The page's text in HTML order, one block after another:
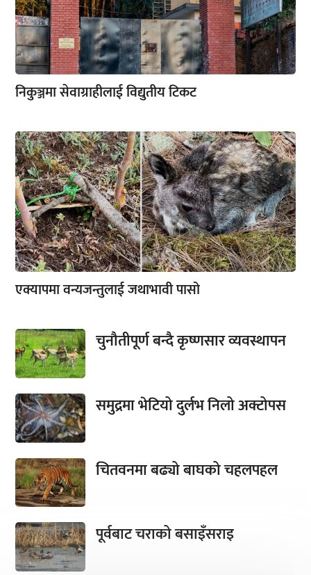
निकुञ्जमा सेवाग्राहीलाई विद्युतीय टिकट
एक्यापमा वन्यजन्तुलाई जथाभावी पासो
चुनौतीपूर्ण बन्दै कृष्णसार व्यवस्थापन
समुद्रमा भेटियो दुर्लभ निलो अक्टोपस
चितवनमा बढ्यो बाघको चहलपहल
पूर्वबाट चराको बसाइँसराइ